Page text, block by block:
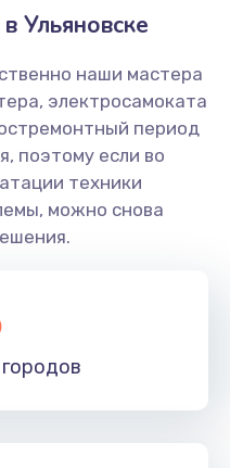
Ульяновске
наши мастера
электросамоката
период
поэтому если во
техники
можно снова
городов